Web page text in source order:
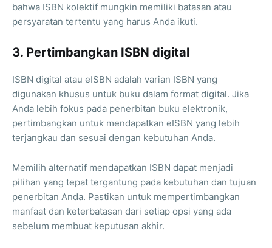
bahwa ISBN kolektif mungkin memiliki batasan atau
persyaratan tertentu yang harus Anda ikuti.
3. Pertimbangkan ISBN digital
ISBN digital atau eISBN adalah varian ISBN yang
digunakan khusus untuk buku dalam format digital. Jika
Anda lebih fokus pada penerbitan buku elektronik,
pertimbangkan untuk mendapatkan eISBN yang lebih
terjangkau dan sesuai dengan kebutuhan Anda.
Memilih alternatif mendapatkan ISBN dapat menjadi
pilihan yang tepat tergantung pada kebutuhan dan tujuan
penerbitan Anda. Pastikan untuk mempertimbangkan
manfaat dan keterbatasan dari setiap opsi yang ada
sebelum membuat keputusan akhir.